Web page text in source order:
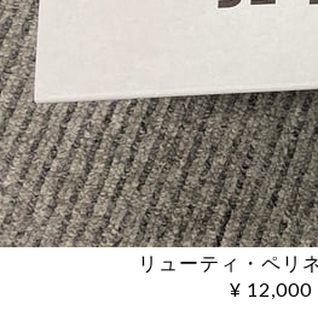
リューティ・ペリ
¥ 12,000